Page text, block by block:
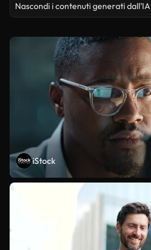
Nascondi i contenuti generati dall’IA
iStock